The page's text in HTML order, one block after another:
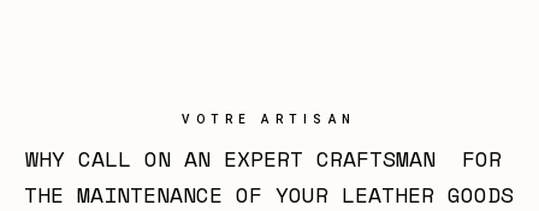
VOTRE ARTISAN
WHY CALL ON AN EXPERT CRAFTSMAN  FOR
THE MAINTENANCE OF YOUR LEATHER GOODS